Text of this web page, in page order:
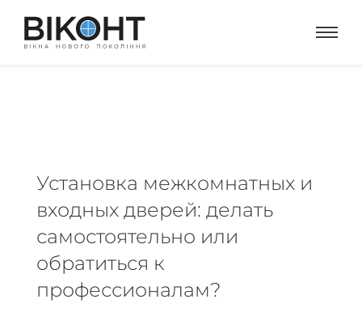
Установка межкомнатных и
входных дверей: делать
самостоятельно или
обратиться к
профессионалам?